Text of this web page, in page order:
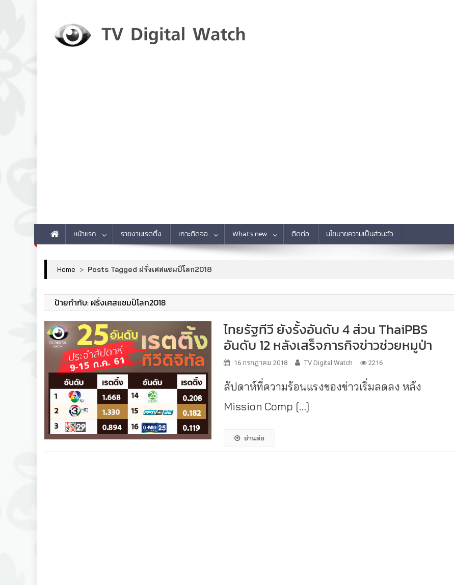
หน้าแรก รายงานเรตติ้ง เกาะติดจอ What’s new ติดต่อ นโยบายความเป็นส่วนตัว
Home > Posts Tagged ฝรั่งเศสแชมป์โลก2018
ป้ายกำกับ: ฝรั่งเศสแชมป์โลก2018
ไทยรัฐทีวี ยังรั้งอันดับ 4 ส่วน ThaiPBS
อันดับ 12 หลังเสร็จภารกิจข่าวช่วยหมูป่า
16 กรกฎาคม 2018 TV Digital Watch 2216
สัปดาห์ที่ความร้อนแรงของข่าวเริ่มลดลง หลัง
Mission Comp […]
อ่านต่อ